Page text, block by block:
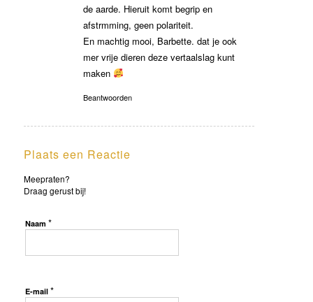
de aarde. Hieruit komt begrip en
afstrmming, geen polariteit.
En machtig mooi, Barbette. dat je ook
mer vrije dieren deze vertaalslag kunt
maken
Beantwoorden
Plaats een Reactie
Meepraten?
Draag gerust bij!
Naam *
E-mail *